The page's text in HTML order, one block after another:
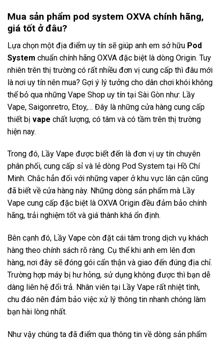
Mua sản phẩm pod system OXVA chính hãng,
giá tốt ở đâu?
Lựa chọn một địa điểm uy tín sẽ giúp anh em sở hữu Pod
System chuẩn chính hãng OXVA đặc biệt là dòng Origin. Tuy
nhiên trên thị trường có rất nhiều đơn vị cung cấp thì đâu mới
là nơi uy tín nên mua? Gợi ý lý tưởng cho dân chơi khói không
thể bỏ qua những Vape Shop uy tín tại Sài Gòn như: Lầy
Vape, Saigonretro, Etoy,… Đây là những cửa hàng cung cấp
thiết bị vape chất lượng, có tâm và có tầm trên thị trường
hiện nay.
Trong đó, Lầy Vape được biết đến là đơn vị uy tín chuyên
phân phối, cung cấp sỉ và lẻ dòng Pod System tại Hồ Chí
Minh. Chắc hẳn đối với những vaper ở khu vực lân cận cũng
đã biết về cửa hàng này. Những dòng sản phẩm mà Lầy
Vape cung cấp đặc biệt là OXVA Origin đều đảm bảo chính
hãng, trải nghiệm tốt và giá thành khá ổn định.
Bên cạnh đó, Lầy Vape còn đặt cái tâm trong dịch vụ khách
hàng theo chính sách rõ ràng. Cụ thể khi anh em lên đơn
hàng, nơi đây sẽ đóng gói cẩn thận và giao đến đúng địa chỉ.
Trường hợp máy bị hư hỏng, sử dụng không được thì bạn dễ
dàng liên hệ đổi trả. Nhân viên tại Lầy Vape rất nhiệt tình,
chu đáo nên đảm bảo việc xử lý thông tin nhanh chóng làm
bạn hài lòng nhất.
Như vậy chúng ta đã điểm qua thông tin về dòng sản phẩm